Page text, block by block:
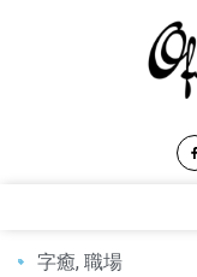
字癒, 職場